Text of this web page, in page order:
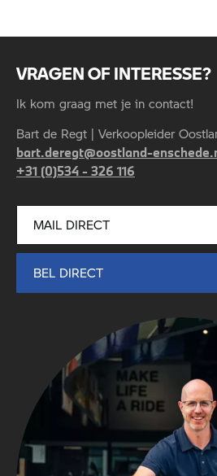
VRAGEN OF INTERESSE?
Ik kom graag met je in contact!
Bart de Regt | Verkoopleider
bart.deregt@oostland-
+31 (0)534 - 326 116
MAIL DIRECT
BEL DIRECT